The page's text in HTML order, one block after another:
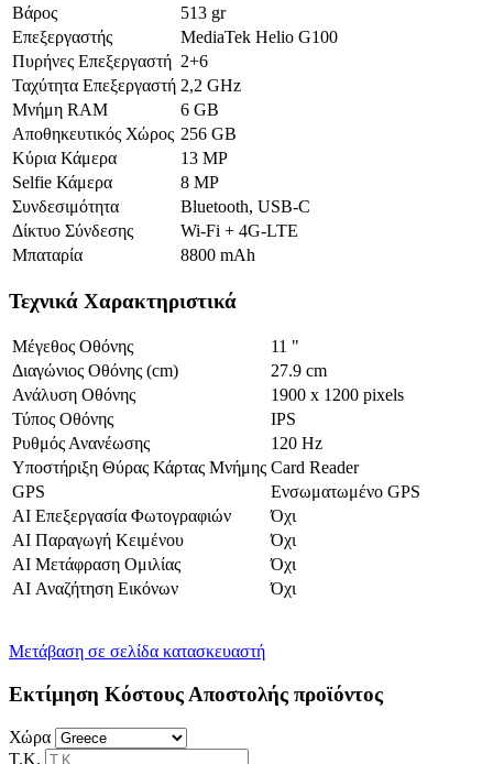
Βάρος
513 gr
Επεξεργαστής
MediaTek Helio G100
Πυρήνες Επεξεργαστή 2+6
Ταχύτητα Επεξεργαστή 2,2 GHz
Μνήμη RAM
6 GB
Αποθηκευτικός Χώρος 256 GB
Κύρια Κάμερα
13 MP
Selfie Κάμερα
8 MP
Συνδεσιμότητα
Bluetooth, USB-C
Δίκτυο Σύνδεσης
Wi-Fi + 4G-LTE
Μπαταρία
8800 mAh
Τεχνικά Χαρακτηριστικά
Μέγεθος Οθόνης
11 "
Διαγώνιος Οθόνης (cm)
27.9 cm
Ανάλυση Οθόνης
1900 x 1200 pixels
Τύπος Οθόνης
IPS
Ρυθμός Ανανέωσης
120 Hz
Υποστήριξη Θύρας Κάρτας Μνήμης Card Reader
GPS
Ενσωματωμένο GPS
AI Επεξεργασία Φωτογραφιών
Όχι
AI Παραγωγή Κειμένου
Όχι
AI Μετάφραση Ομιλίας
Όχι
AI Αναζήτηση Εικόνων
Όχι
Μετάβαση σε σελίδα κατασκευαστή
Εκτίμηση Κόστους Αποστολής προϊόντος
Χώρα
Τ.Κ.